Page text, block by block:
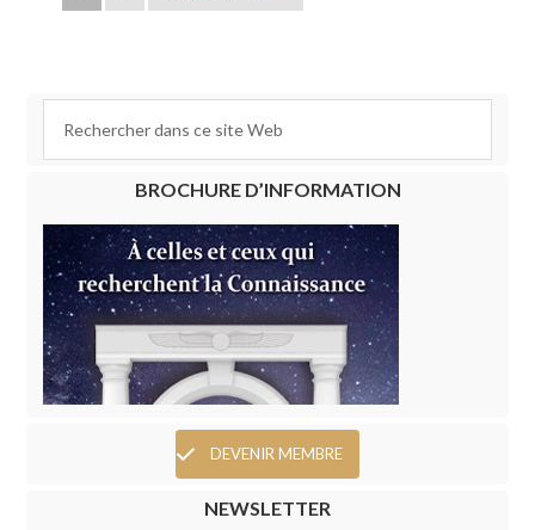
BROCHURE D’INFORMATION
DEVENIR MEMBRE
NEWSLETTER